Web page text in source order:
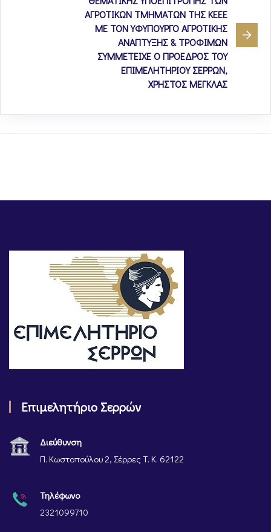
ΑΓΡΟΤΙΚΩΝ ΤΜΗΜΑΤΩΝ ΤΗΣ ΚΕΕΕ
ΜΕ ΤΟΝ ΥΦΥΠΟΥΡΓΟ ΑΓΡΟΤΙΚΗΣ
ΑΝΑΠΤΥΞΗΣ & ΤΡΟΦΙΜΩΝ
ΣΥΜΜΕΤΕΙΧΕ Ο ΠΡΟΕΔΡΟΣ ΤΟΥ
ΕΠΙΜΕΛΗΤΗΡΙΟΥ ΣΕΡΡΩΝ,
ΧΡΗΣΤΟΣ ΜΕΓΚΛΑΣ
Επιμελητήριο Σερρών
Διεύθυνση
Π. Κωστοπούλου 2, Σέρρες Τ. Κ. 62122
Τηλέφωνο
2321099710